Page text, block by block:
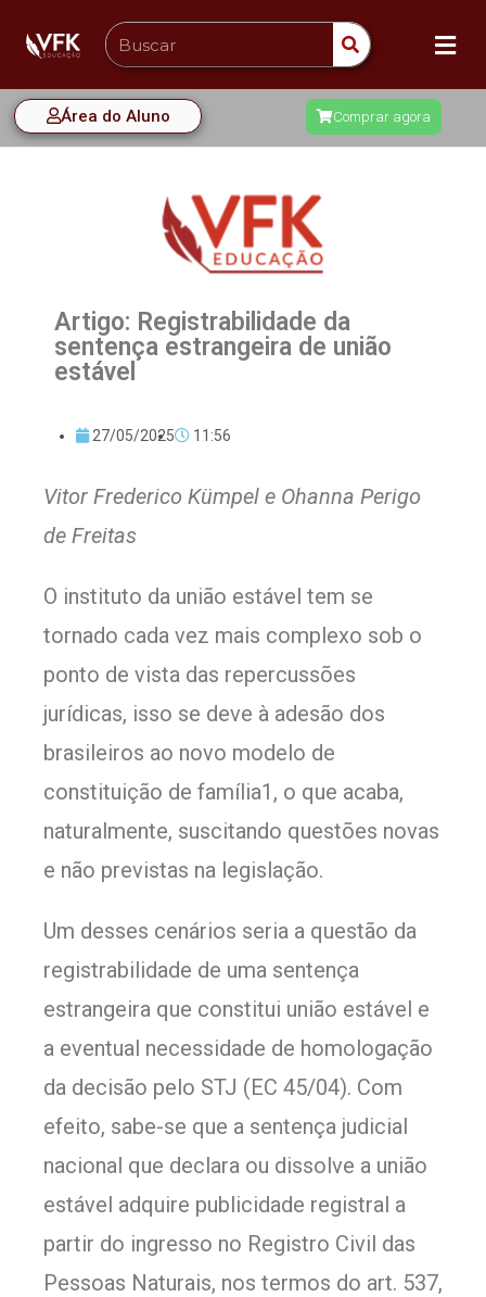
Área do Aluno Comprar agora
Artigo: Registrabilidade da
sentença estrangeira de união
estável
27/05/2025 11:56
Vitor Frederico Kümpel e Ohanna Perigo
de Freitas
O instituto da união estável tem se
tornado cada vez mais complexo sob o
ponto de vista das repercussões
jurídicas, isso se deve à adesão dos
brasileiros ao novo modelo de
constituição de família1, o que acaba,
naturalmente, suscitando questões novas
e não previstas na legislação.
Um desses cenários seria a questão da
registrabilidade de uma sentença
estrangeira que constitui união estável e
a eventual necessidade de homologação
da decisão pelo STJ (EC 45/04). Com
efeito, sabe-se que a sentença judicial
nacional que declara ou dissolve a união
estável adquire publicidade registral a
partir do ingresso no Registro Civil das
Pessoas Naturais, nos termos do art. 537,